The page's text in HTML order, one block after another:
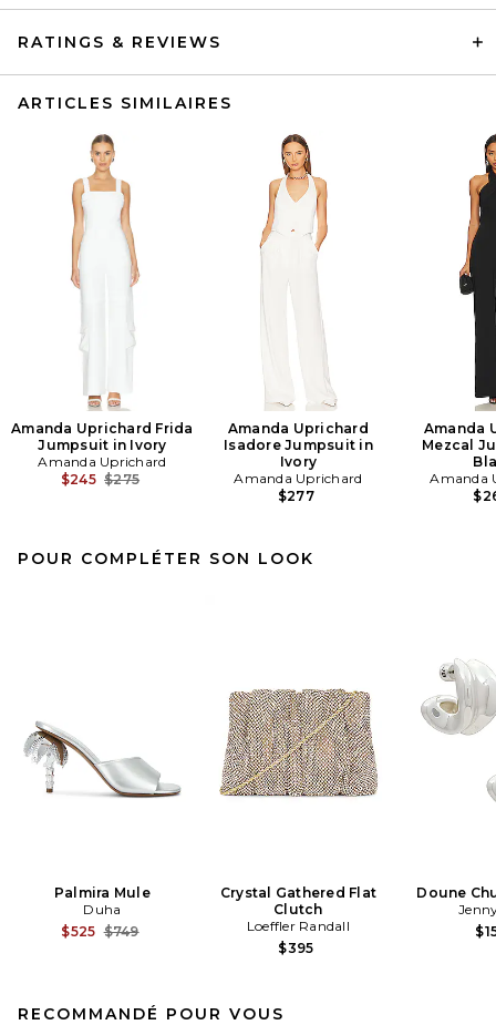
RATINGS & REVIEWS
ARTICLES SIMILAIRES
Amanda Uprichard Frida
Jumpsuit in Ivory
Amanda Uprichard
$245 Previous price:
$275
Amanda Uprichard
Isadore Jumpsuit in
Ivory
Amanda Uprichard
$277
Amanda
Mezcal
Amanda
POUR COMPLÉTER SON LOOK
Palmira Mule
Duha
$525 Previous price:
$749
Crystal Gathered Flat
Clutch
Loeffler Randall
$395
Doune
RECOMMANDÉ POUR VOUS